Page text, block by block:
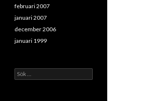
februari 2007
januari 2007
december 2006
januari 1999
Sök
efter: